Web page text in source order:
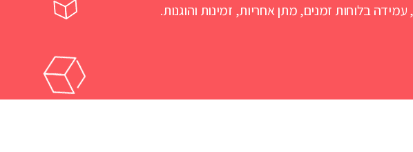
בלוחות זמנים, מתן אחריות, זמינות והוגנות.